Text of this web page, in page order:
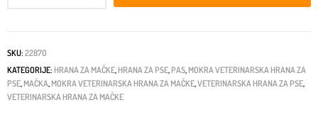
SKU: 22870
KATEGORIJE: HRANA ZA MAČKE, HRANA ZA PSE, PAS, MOKRA VETERINARSKA HRANA ZA
PSE, MAČKA, MOKRA VETERINARSKA HRANA ZA MAČKE,VETERINARSKA HRANA ZA PSE,
VETERINARSKA HRANA ZA MAČKE